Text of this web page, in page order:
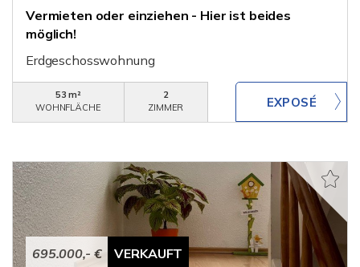
Vermieten oder einziehen - Hier ist beides
möglich!
Erdgeschosswohnung
53 m²
WOHNFLÄCHE
2
ZIMMER
695.000,- € VERKAUFT